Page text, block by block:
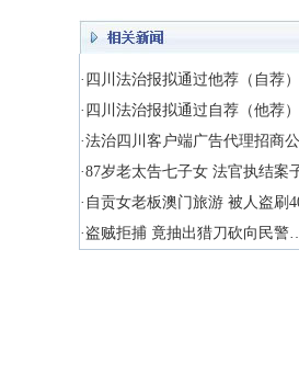
·四川法治报拟通过他荐（自荐
·四川法治报拟通过自荐（他荐
·法治四川客户端广告代理招商
·87岁老太告七子女 法官执结案
·自贡女老板澳门旅游 被人盗刷
·盗贼拒捕 竟抽出猎刀砍向民